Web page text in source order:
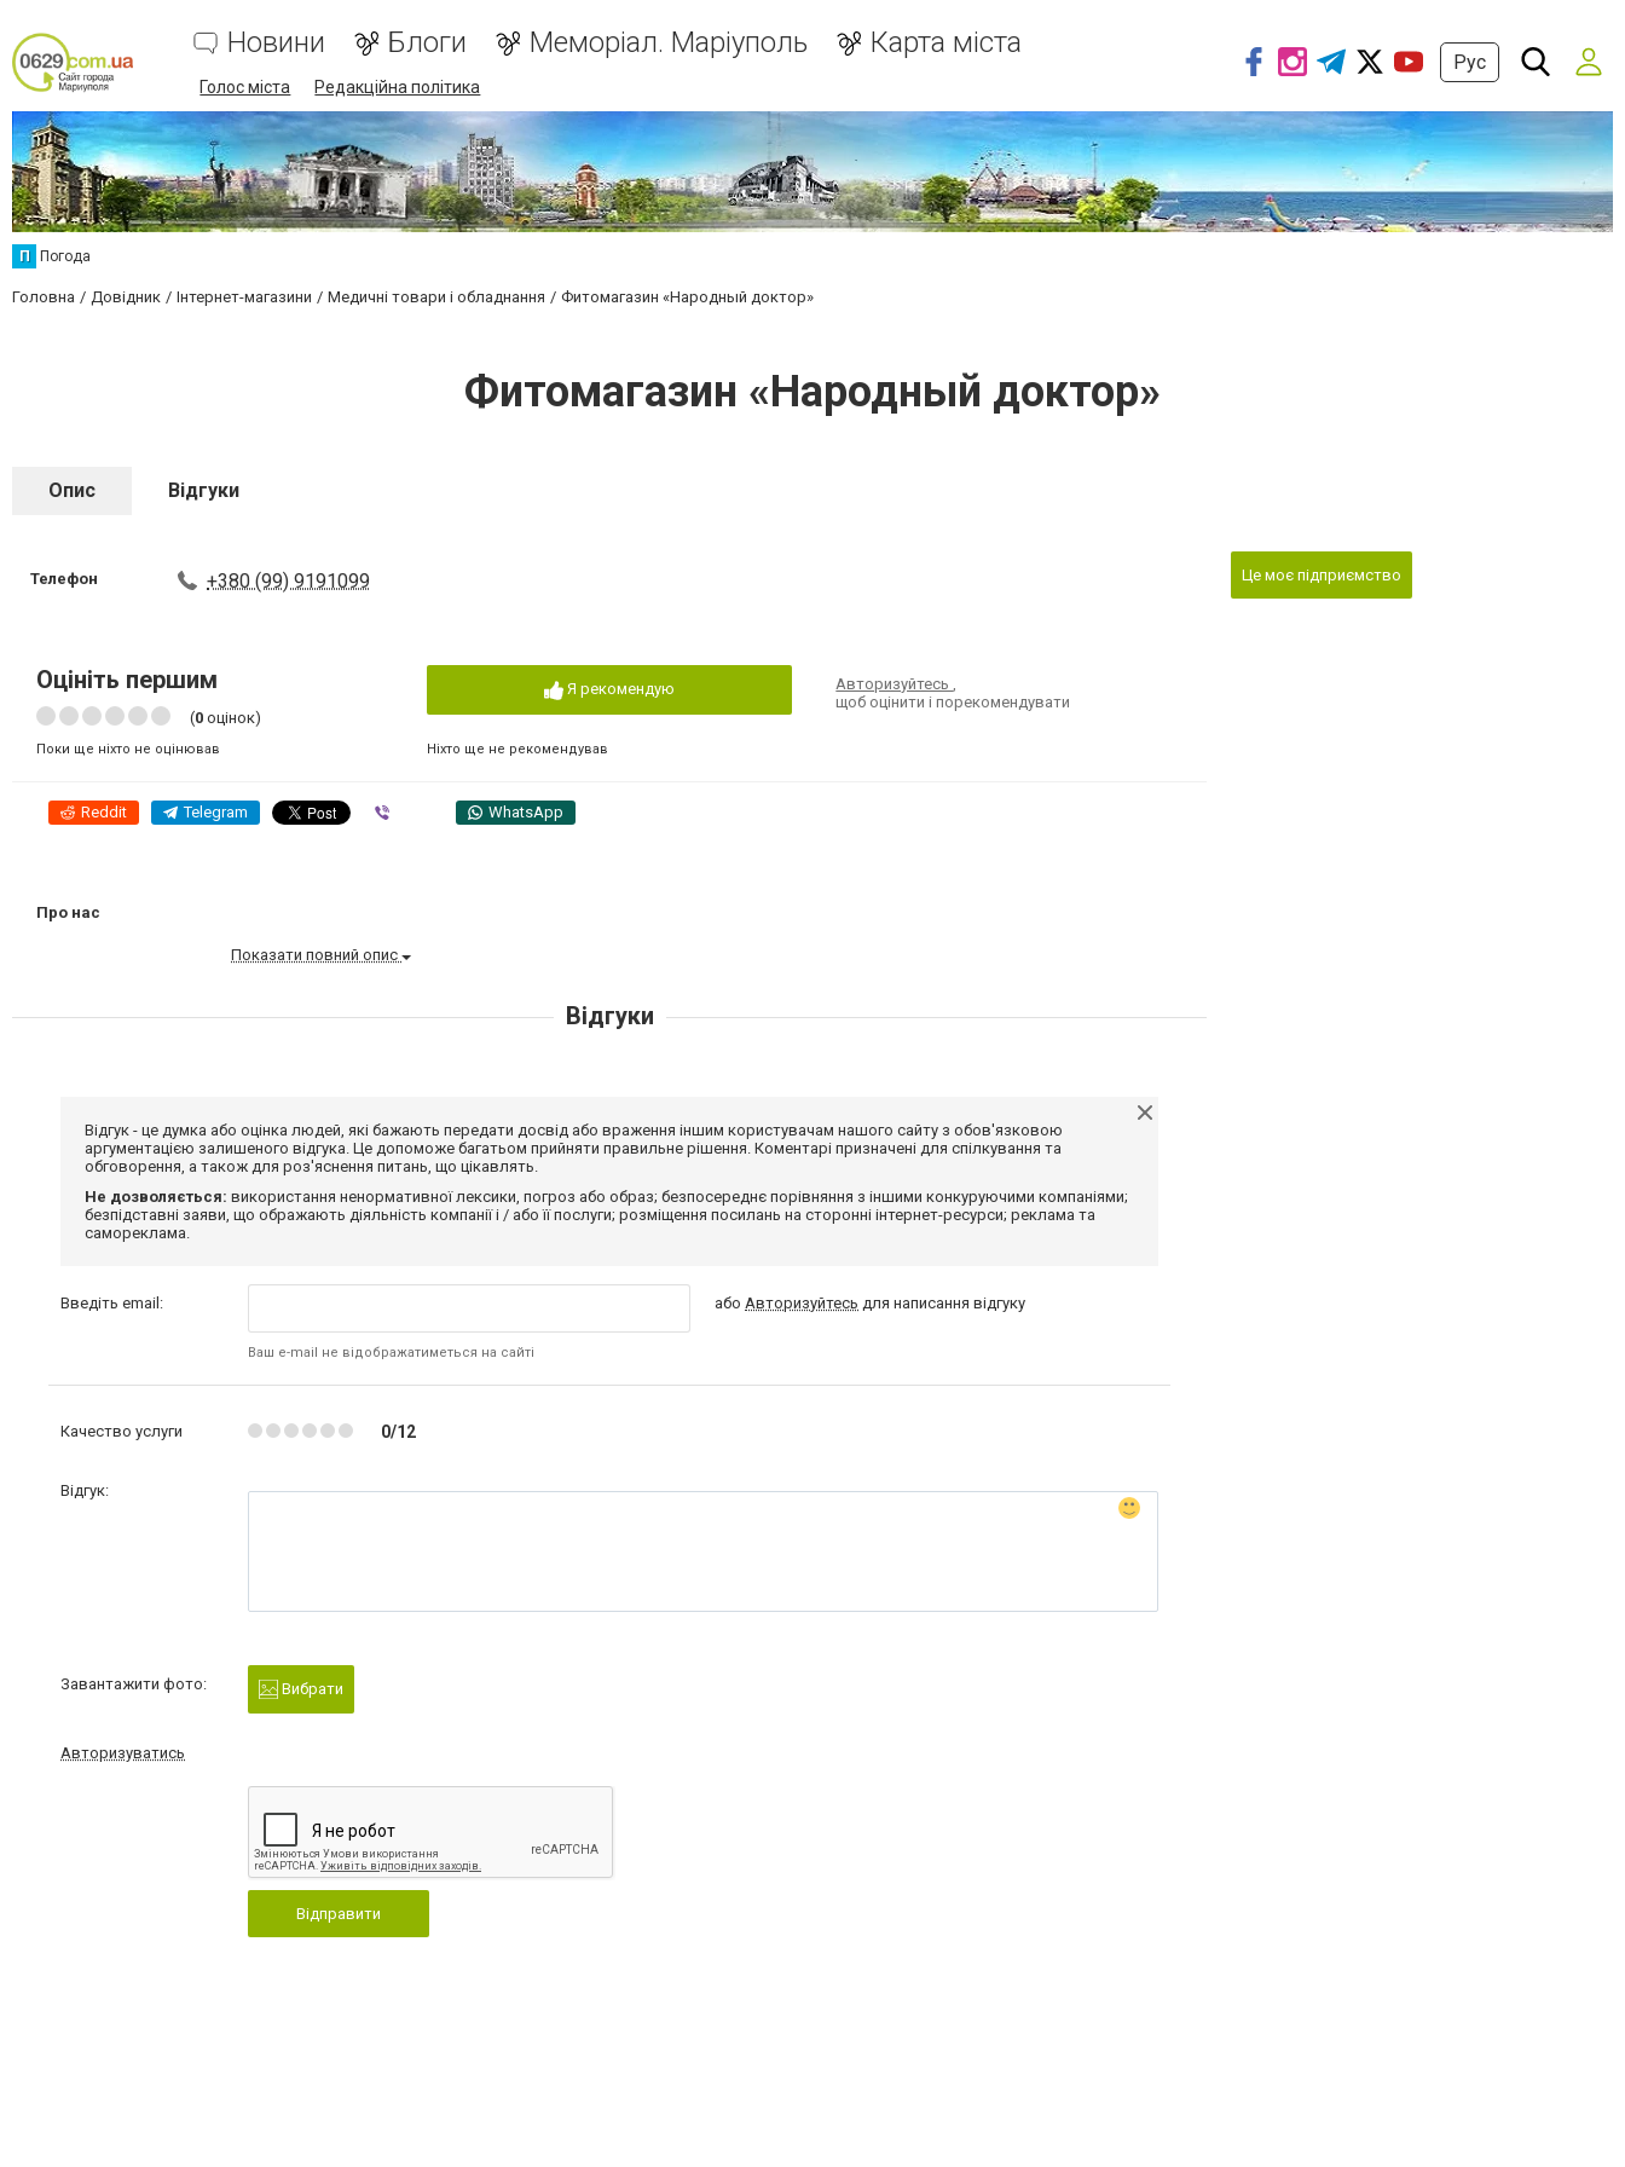
Новини Блоги Меморіал. Маріуполь Карта міста
Голос міста Редакційна політика
Рус
П Погода
Головна Довідник Інтернет-магазини Медичні товари і обладнання Фитомагазин «Народный доктор»
Фитомагазин «Народный доктор»
Опис Відгуки
Телефон +380 (99) 9191099
Оцініть першим
(0 оцінок)
Поки ще ніхто не оцінював
Я рекомендую
Ніхто ще не рекомендував
Авторизуйтесь,
щоб оцінити і порекомендувати
Reddit Telegram WhatsApp
Про нас
Показати повний опис
Це моє підприємство
Відгуки
Відгук - це думка або оцінка людей, які бажають передати досвід або враження іншим користувачам нашого сайту з обов'язковою
аргументацією залишеного відгука. Це допоможе багатьом прийняти правильне рішення. Коментарі призначені для спілкування та
обговорення, а також для роз'яснення питань, що цікавлять.
Не дозволяється: використання ненормативної лексики, погроз або образ; безпосереднє порівняння з іншими конкуруючими компаніями;
безпідставні заяви, що ображають діяльність компанії і / або її послуги; розміщення посилань на сторонні інтернет-ресурси; реклама та
самореклама.
Введіть email:
Ваш e-mail не відображатиметься на сайті
або Авторизуйтесь для написання відгуку
Качество услуги 0/12
Відгук:
Завантажити фото: Вибрати
Авторизуватись
Відправити